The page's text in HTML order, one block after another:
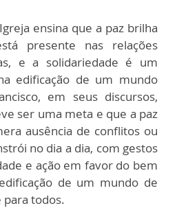
ensina que a paz brilha
presente nas relações
e a solidariedade é um
edificação de um mundo
em seus discursos,
ser uma meta e que a paz
ausência de conflitos ou
no dia a dia, com gestos
e ação em favor do bem
de um mundo de
todos.